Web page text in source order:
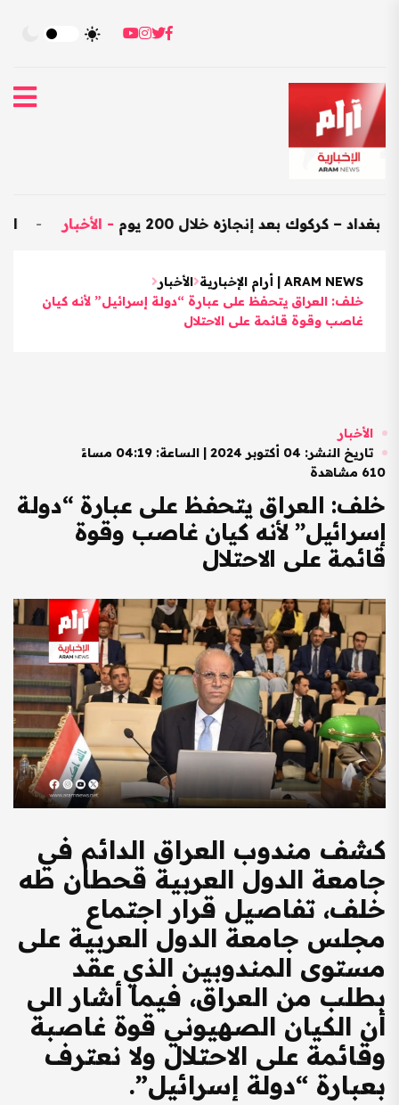
العراق يستورد بضائع - بعد إنجازه خلال 200 يوم -الأخبار
ARAM NEWS | أرام الإخبارية
الأخبار
خلف: العراق يتحفظ على عبارة “دولة إسرائيل” لأنه كيان
غاصب وقوة قائمة على الاحتلال
الأخبار
تاريخ النشر: 04 أكتوبر 2024 | الساعة: 04:19 مساءً
610 مشاهدة
خلف: العراق يتحفظ على عبارة “دولة
إسرائيل” لأنه كيان غاصب وقوة
قائمة على الاحتلال
كشف مندوب العراق الدائم في
جامعة الدول العربية قحطان طه
خلف، تفاصيل قرار اجتماع
مجلس جامعة الدول العربية على
مستوى المندوبين الذي عقد
بطلب من العراق، فيما أشار الى
أن الكيان الصهيوني قوة غاصبة
وقائمة على الاحتلال ولا نعترف
بعبارة “دولة إسرائيل”.